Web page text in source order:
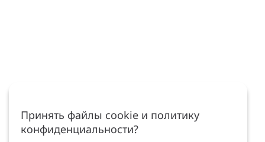
Принять файлы cookie и политику
конфиденциальности?